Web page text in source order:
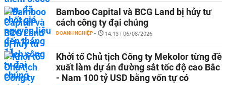
Bamboo Capital và BCG Land bị hủy tư
cách công ty đại chúng
DOANH NGHIỆP - 14:13 | 06/08/2026
Khởi tố Chủ tịch Công ty Mekolor từng đề
xuất làm dự án đường sắt tốc độ cao Bắc
- Nam 100 tỷ USD bằng vốn tự có